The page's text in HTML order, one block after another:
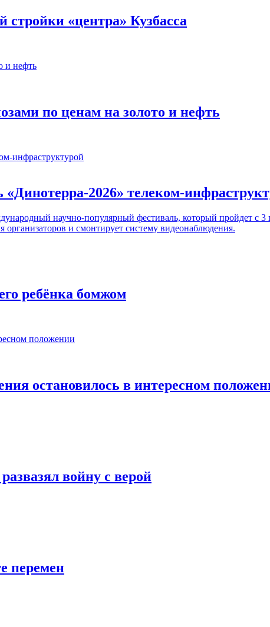
«центра» Кузбасса
по ценам на золото и нефть
«Динотерра-2026» телеком-
научно-популярный фестиваль, который пройдет с
и смонтирует систему видеонаблюдения.
ребёнка бомжом
остановилось в интересном
войну с верой
перемен